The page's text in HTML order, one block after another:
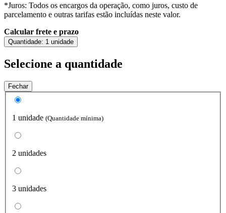
*Juros: Todos os encargos da operação, como juros, custo de
parcelamento e outras tarifas estão incluídas neste valor.
Calcular frete e prazo
Quantidade: 1 unidade
Selecione a quantidade
Fechar
1 unidade (Quantidade mínima)
2 unidades
3 unidades